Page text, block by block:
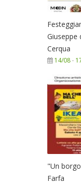
Giuseppe
Cerqua
14/08-
"Un
Farfa